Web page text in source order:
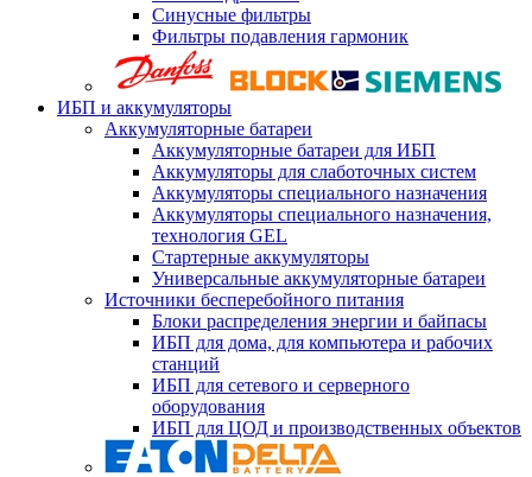
Синусные фильтры
Фильтры подавления гармоник
ИБП и аккумуляторы
Аккумуляторные батареи
Аккумуляторные батареи для ИБП
Аккумуляторы для слаботочных систем
Аккумуляторы специального назначения
Аккумуляторы специального назначения,
технология GEL
Стартерные аккумуляторы
Универсальные аккумуляторные батареи
Источники бесперебойного питания
Блоки распределения энергии и байпасы
ИБП для дома, для компьютера и рабочих
станций
ИБП для сетевого и серверного
оборудования
ИБП для ЦОД и производственных объектов